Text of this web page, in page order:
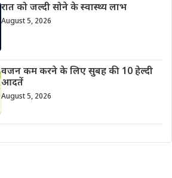
रात को जल्दी सोने के स्वास्थ्य लाभ
August 5, 2026
वजन कम करने के लिए सुबह की 10 हेल्दी
आदतें
August 5, 2026